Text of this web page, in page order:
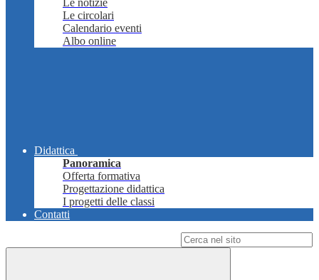
Le notizie
Le circolari
Calendario eventi
Albo online
Didattica
Panoramica
Offerta formativa
Progettazione didattica
I progetti delle classi
Contatti